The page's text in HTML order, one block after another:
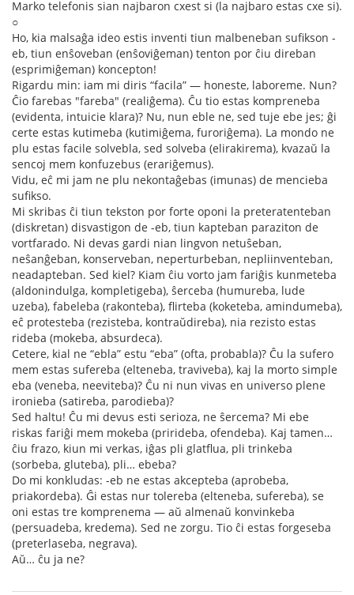
Marko telefonis sian najbaron cxest si (la najbaro estas cxe si).
○
Ho, kia malsaĝa ideo estis inventi tiun malbeneban sufikson -
eb, tiun enŝoveban (enŝoviĝeman) tenton por ĉiu direban
(esprimiĝeman) koncepton!
Rigardu min: iam mi diris “facila” — honeste, laboreme. Nun?
Ĉio farebas "fareba" (realiĝema). Ĉu tio estas kompreneba
(evidenta, intuicie klara)? Nu, nun eble ne, sed tuje ebe jes; ĝi
certe estas kutimeba (kutimiĝema, furoriĝema). La mondo ne
plu estas facile solvebla, sed solveba (elirakirema), kvazaŭ la
sencoj mem konfuzebus (erariĝemus).
Vidu, eĉ mi jam ne plu nekontaĝebas (imunas) de mencieba
sufikso.
Mi skribas ĉi tiun tekston por forte oponi la preteratenteban
(diskretan) disvastigon de -eb, tiun kapteban paraziton de
vortfarado. Ni devas gardi nian lingvon netuŝeban,
neŝanĝeban, konserveban, neperturbeban, nepliinventeban,
neadapteban. Sed kiel? Kiam ĉiu vorto jam fariĝis kunmeteba
(aldonindulga, kompletigeba), ŝerceba (humureba, lude
uzeba), fabeleba (rakonteba), flirteba (koketeba, amindumeba),
eĉ protesteba (rezisteba, kontraŭdireba), nia rezisto estas
rideba (mokeba, absurdeca).
Cetere, kial ne “ebla” estu “eba” (ofta, probabla)? Ĉu la sufero
mem estas sufereba (elteneba, traviveba), kaj la morto simple
eba (veneba, neeviteba)? Ĉu ni nun vivas en universo plene
ironieba (satireba, parodieba)?
Sed haltu! Ĉu mi devus esti serioza, ne ŝercema? Mi ebe
riskas fariĝi mem mokeba (prirideba, ofendeba). Kaj tamen…
ĉiu frazo, kiun mi verkas, iĝas pli glatflua, pli trinkeba
(sorbeba, gluteba), pli… ebeba?
Do mi konkludas: -eb ne estas akcepteba (aprobeba,
priakordeba). Ĝi estas nur tolereba (elteneba, sufereba), se
oni estas tre komprenema — aŭ almenaŭ konvinkeba
(persuadeba, kredema). Sed ne zorgu. Tio ĉi estas forgeseba
(preterlaseba, negrava).
Aŭ… ĉu ja ne?